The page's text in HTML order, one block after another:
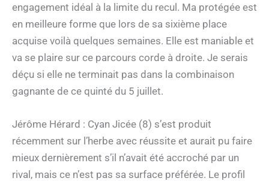
engagement idéal à la limite du recul. Ma protégée est
en meilleure forme que lors de sa sixième place
acquise voilà quelques semaines. Elle est maniable et
va se plaire sur ce parcours corde à droite. Je serais
déçu si elle ne terminait pas dans la combinaison
gagnante de ce quinté du 5 juillet.
Jérôme Hérard : Cyan Jicée (8) s’est produit
récemment sur l’herbe avec réussite et aurait pu faire
mieux dernièrement s’il n’avait été accroché par un
rival, mais ce n’est pas sa surface préférée. Le profil